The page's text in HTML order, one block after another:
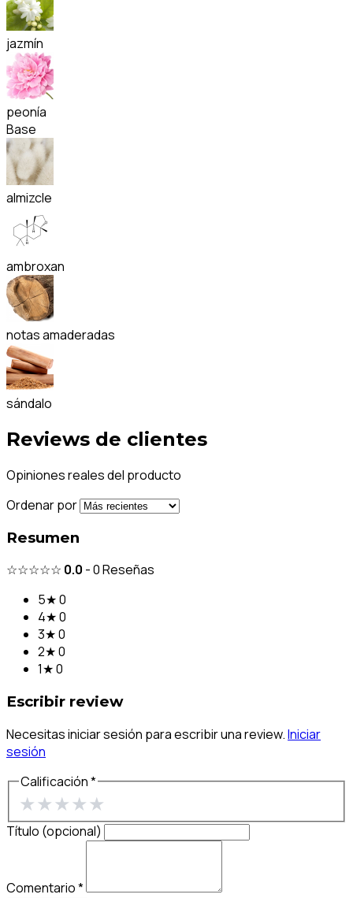
jazmín
peonía
Base
almizcle
ambroxan
notas amaderadas
sándalo
Reviews de clientes
Opiniones reales del producto
Ordenar por
Resumen
☆☆☆☆☆ 0.0 -0Reseñas
5★0
4★0
3★0
2★0
1★0
Escribir review
Necesitas iniciar sesión para escribir una review.Iniciar
sesión
Calificación *
★★★★★
Título (opcional)
Comentario *